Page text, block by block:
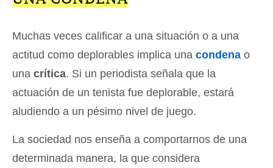
Muchas veces calificar a una situación o a una
actitud como deplorables implica una condena o
una crítica. Si un periodista señala que la
actuación de un tenista fue deplorable, estará
aludiendo a un pésimo nivel de juego.
La sociedad nos enseña a comportarnos de una
determinada manera, la que considera